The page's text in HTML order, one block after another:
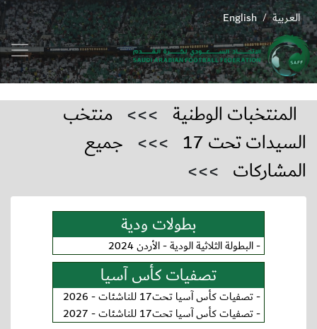
English / العربية
المنتخبات الوطنية >>> منتخب
السيدات تحت 17
>>> جميع
المشاركات >>>
بطولات ودية
-البطولة الثلاثية الودية - الأردن 2024
تصفيات كأس آسيا
-تصفيات كأس آسيا تحت17 للناشئات - 2026
-تصفيات كأس آسيا تحت17 للناشئات - 2027